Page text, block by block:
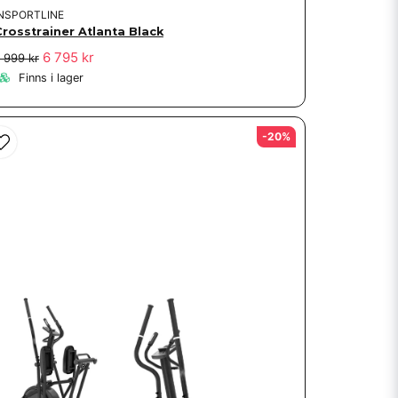
Atlanta Black
999 kr 6 795 kr
Finns i lager
-20%